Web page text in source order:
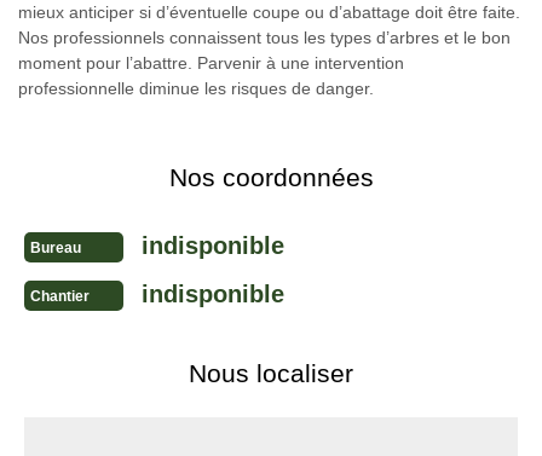
mieux anticiper si d’éventuelle coupe ou d’abattage doit être faite.
Nos professionnels connaissent tous les types d’arbres et le bon
moment pour l’abattre. Parvenir à une intervention
professionnelle diminue les risques de danger.
Nos coordonnées
Bureau indisponible
Chantier indisponible
Nous localiser